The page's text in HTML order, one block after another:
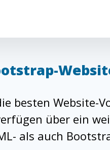
besten Website-
über ein
als auch